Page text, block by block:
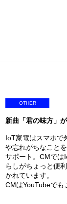
OTHER
新曲「君の味方」
IoT家電はスマホで
や忘れがちなこと
サポート。CMでは
らしがちょっと便
かれています。
CMはYouTubeでも